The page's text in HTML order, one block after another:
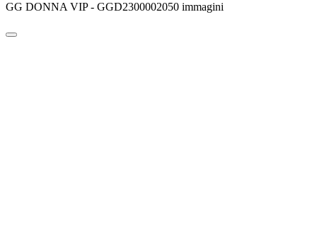
GG DONNA VIP - GGD2300002050 immagini